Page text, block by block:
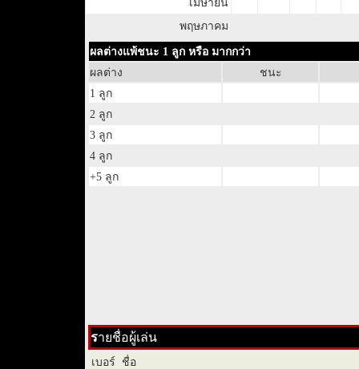
เมษายน
พฤษภาคม
ผลต่างแพ้ชนะ 1 ลูก หรือ มากกว่า
ผลต่าง
ชนะ
1 ลูก
2 ลูก
3 ลูก
4 ลูก
+5 ลูก
รายชื่อผู้เล่น
เบอร์ ชื่อ